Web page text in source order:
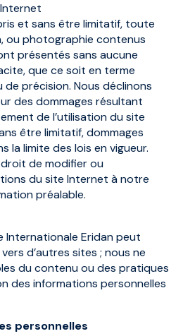
et sans être limitatif, toute
ou photographie contenus
présentés sans aucune
que ce soit en terme
de précision. Nous déclinons
des dommages résultant
de l’utilisation du site
être limitatif, dommages
la limite des lois en vigueur.
de modifier ou
du site Internet à notre
préalable.
Internationale Eridan peut
d’autres sites ; nous ne
du contenu ou des pratiques
des informations personnelles
personnelles